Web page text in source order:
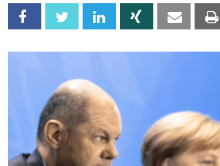
Facebook Twitter Linkedin Xing Email